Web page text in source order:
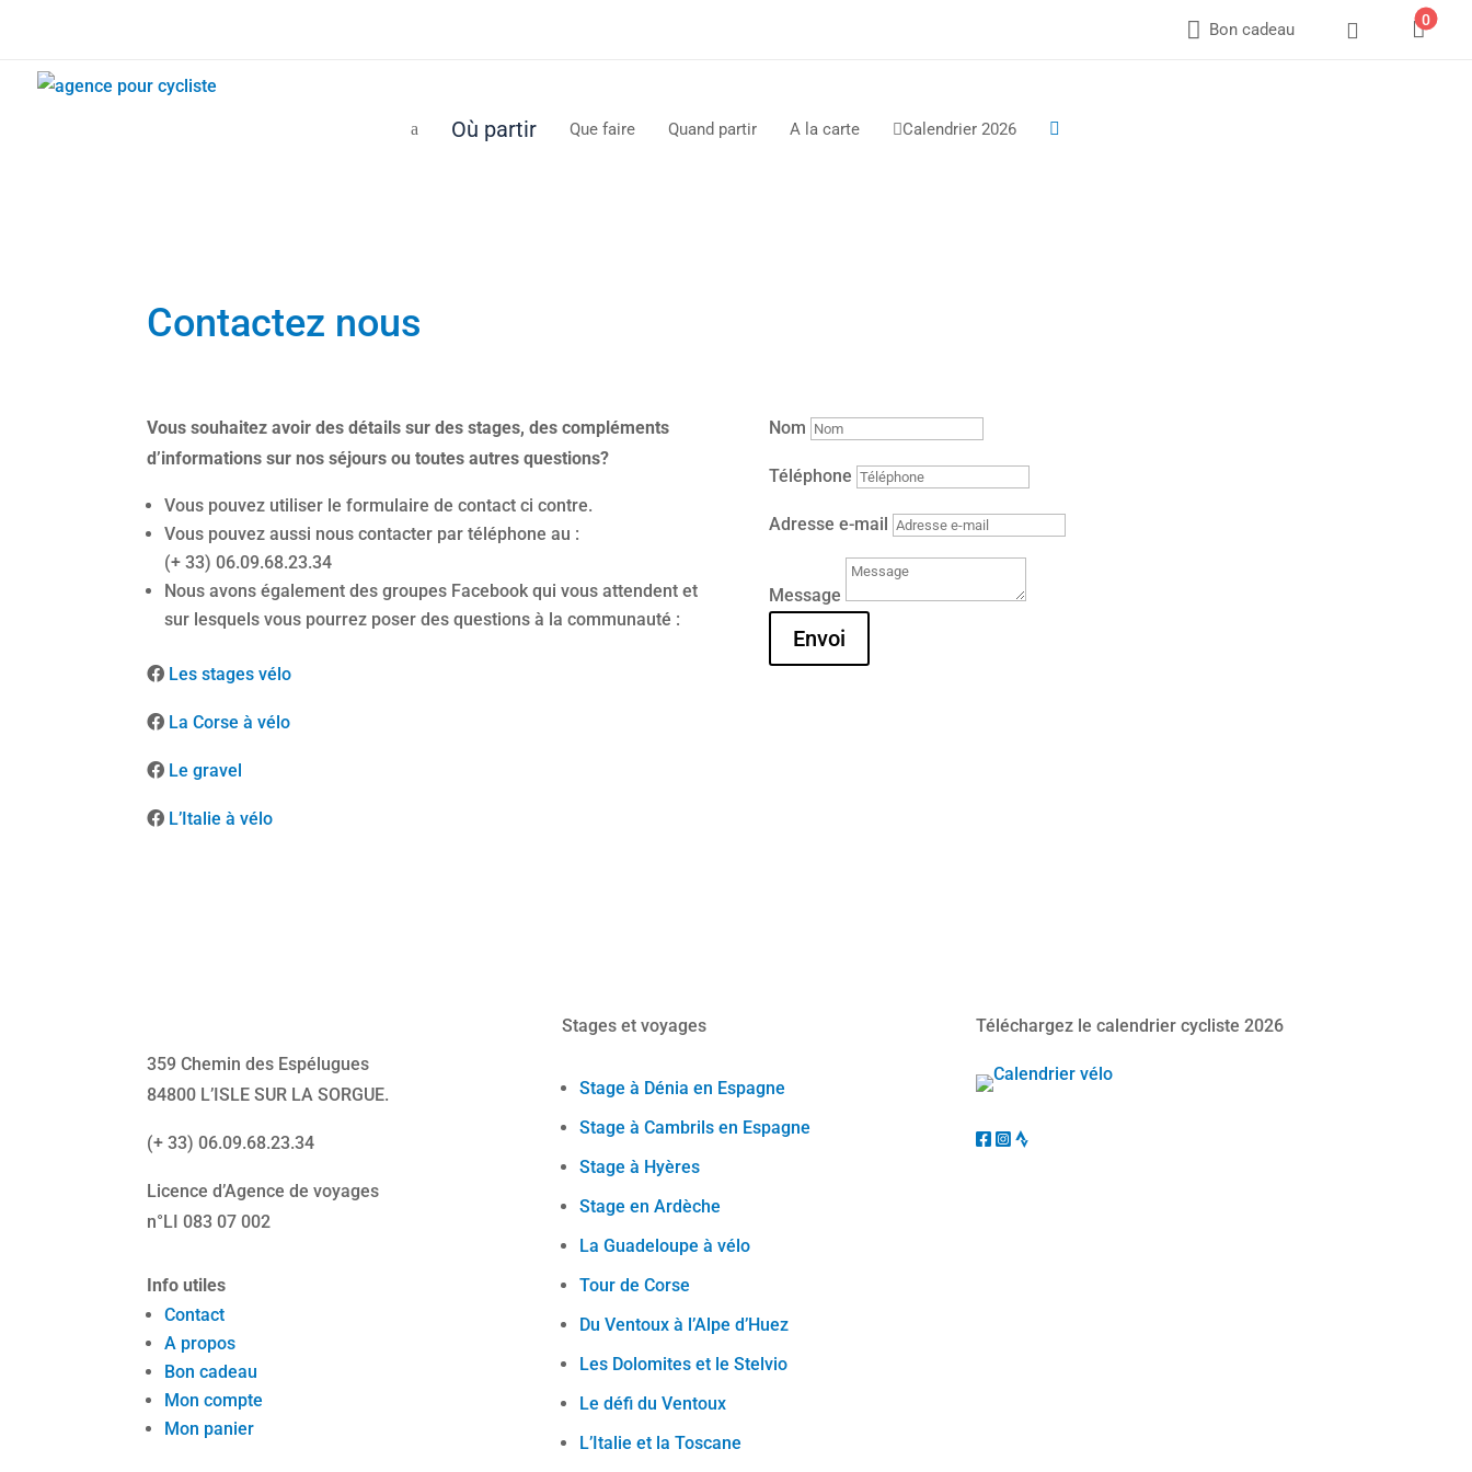
 Bon cadeau  0
a Où partir Que faire Quand partir A la carte Calendrier 2026 
Contactez nous
Vous souhaitez avoir des détails sur des stages, des compléments
d’informations sur nos séjours ou toutes autres questions?
Vous pouvez utiliser le formulaire de contact ci contre.
Vous pouvez aussi nous contacter par téléphone au :
(+ 33) 06.09.68.23.34
Nous avons également des groupes Facebook qui vous attendent et
sur lesquels vous pourrez poser des questions à la communauté :
Les stages vélo
La Corse à vélo
Le gravel
L’Italie à vélo
Nom
Téléphone
Adresse e-mail
Message
Envoi
359 Chemin des Espélugues
84800 L’ISLE SUR LA SORGUE.
(+ 33) 06.09.68.23.34
Licence d’Agence de voyages
n°LI 083 07 002
Info utiles
Contact
A propos
Bon cadeau
Mon compte
Mon panier
Stages et voyages
Stage à Dénia en Espagne
Stage à Cambrils en Espagne
Stage à Hyères
Stage en Ardèche
La Guadeloupe à vélo
Tour de Corse
Du Ventoux à l’Alpe d’Huez
Les Dolomites et le Stelvio
Le défi du Ventoux
L’Italie et la Toscane
Téléchargez le calendrier cycliste 2026